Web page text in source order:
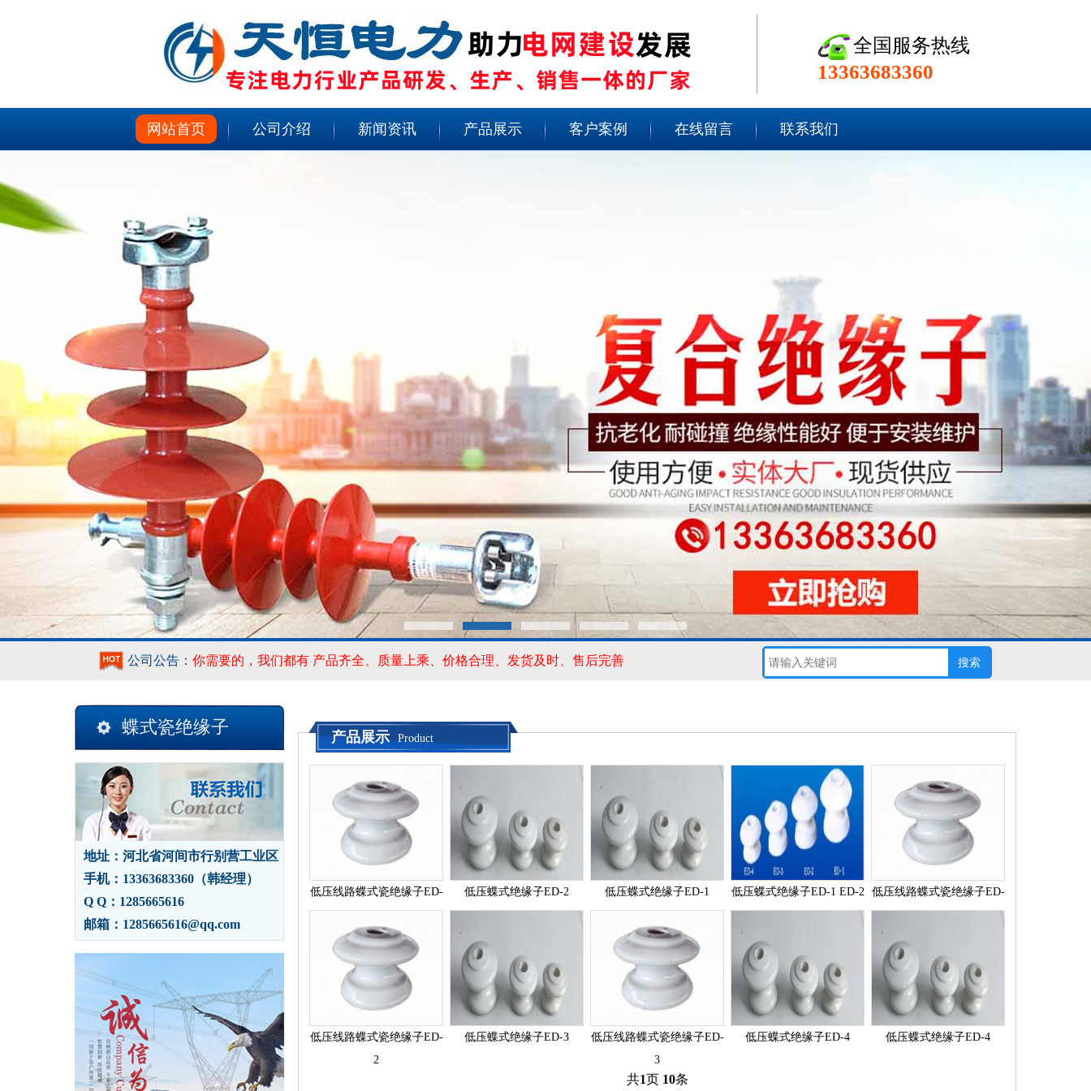
全国服务热线
13363683360
网站首页 公司介绍 新闻资讯 产品展示 客户案例 在线留言 联系我们
公司公告： 你需要的，我们都有 产品齐全、质量上乘、价格合理、发货及时、售后完善
蝶式瓷绝缘子
地址：河北省河间市行别营工业区
手机：13363683360（韩经理）
Q Q：1285665616
邮箱：1285665616@qq.com
产品展示 Product
低压线路蝶式瓷绝缘子ED-
4
低压蝶式绝缘子ED-2 低压蝶式绝缘子ED-1
低压蝶式绝缘子ED-1 ED-2
ED-3 ED-4
低压线路蝶式瓷绝缘子ED-
1
低压线路蝶式瓷绝缘子ED-
2
低压蝶式绝缘子ED-3
低压线路蝶式瓷绝缘子ED-
3
低压蝶式绝缘子ED-4 低压蝶式绝缘子ED-4
共1页 10条